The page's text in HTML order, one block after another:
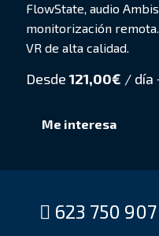
FlowState, audio
monitorización
VR de alta calidad.
Desde121,00€ / día
Me interesa
623 750 907